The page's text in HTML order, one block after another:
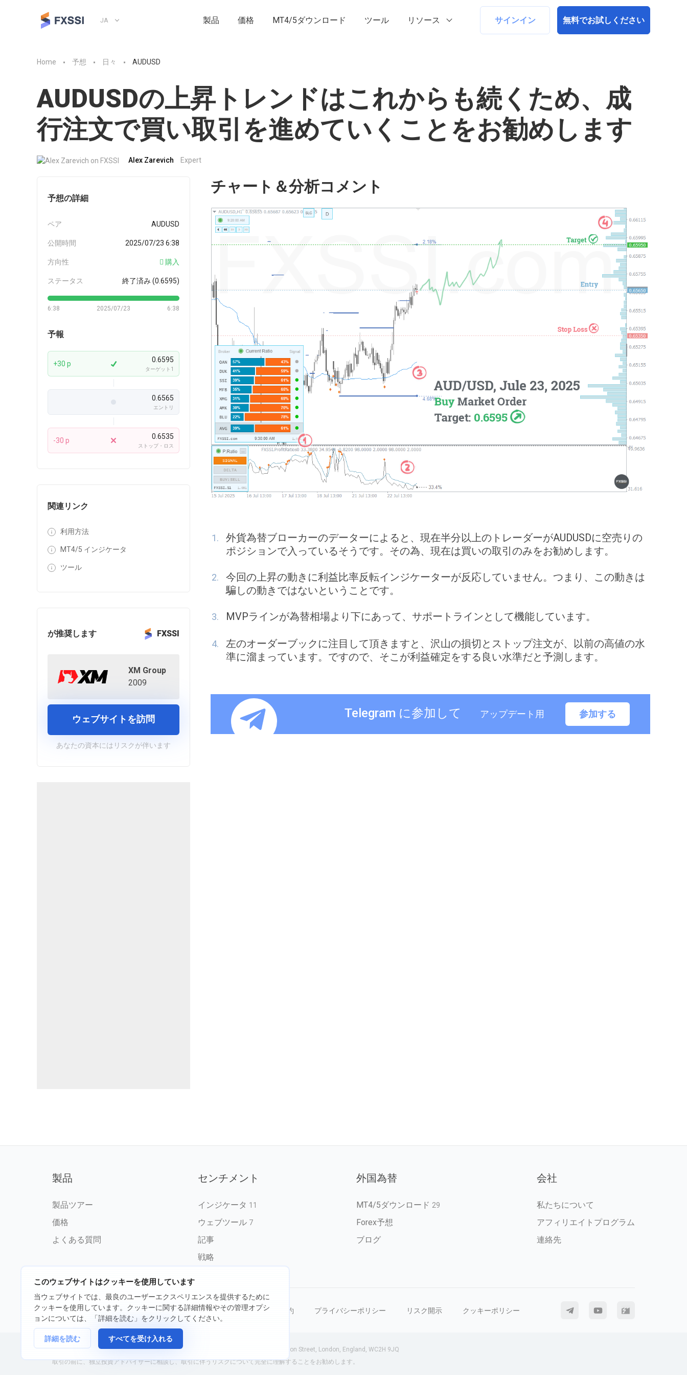
このウェブサイトはクッキーを使用しています
当ウェブサイトでは、最良のユーザーエクスペリエンスを提供するために
クッキーを使用しています。クッキーに関する詳細情報やその管理オプシ
ョンについては、「詳細を読む」をクリックしてください。
詳細を読む すべてを受け入れる
JA 製品 価格 MT4/5ダウンロード ツール リソース サインイン 無料でお試しください
Home 予想 日々 AUDUSD
AUDUSDの上昇トレンドはこれからも続くため、成
行注文で買い取引を進めていくことをお勧めします
Alex Zarevich Expert
予想の詳細
ペア AUDUSD
公開時間 2025/07/23 6:38
方向性 購入
ステータス 終了済み (0.6595)
6:38 6:38
2025/07/23
予報
+30 p 0.6595
ターゲット1
0.6565
エントリ
-30 p 0.6535
ストップ・ロス
関連リンク
利用方法
MT4/5 インジケータ
ツール
が推奨します FXSSI
XM Group
2009
ウェブサイトを訪問
あなたの資本にはリスクが伴います
チャート＆分析コメント
外貨為替ブローカーのデーターによると、現在半分以上のトレーダーがAUDUSDに空売りの
ポジションで入っているそうです。その為、現在は買いの取引のみをお勧めします。
今回の上昇の動きに利益比率反転インジケーターが反応していません。つまり、この動きは
騙しの動きではないということです。
MVPラインが為替相場より下にあって、サポートラインとして機能しています。
左のオーダーブックに注目して頂きますと、沢山の損切とストップ注文が、以前の高値の水
準に溜まっています。ですので、そこが利益確定をする良い水準だと予測します。
Telegram に参加して アップデート用 参加する
製品
製品ツアー
価格
よくある質問
センチメント
インジケータ 11
ウェブツール 7
記事
戦略
外国為替
MT4/5ダウンロード 29
Forex予想
ブログ
会社
私たちについて
アフィリエイトプログラム
連絡先
©2026 fxssi.com 無断複写・転載を禁じます 利用規約 プライバシーポリシー リスク開示 クッキーポリシー
FXSSI LTDが運営するウェブサイト登録番号：13534801（イングランド）| 71-75 Shelton Street, London, England, WC2H 9JQ
取引の前に、独立投資アドバイザーに相談し、取引に伴うリスクについて完全に理解することをお勧めします。